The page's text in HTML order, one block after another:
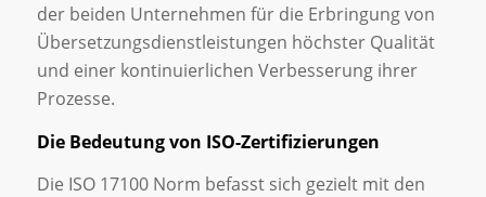
der beiden Unternehmen für die Erbringung von
Übersetzungsdienstleistungen höchster Qualität
und einer kontinuierlichen Verbesserung ihrer
Prozesse.
Die Bedeutung von ISO-Zertifizierungen
Die ISO 17100 Norm befasst sich gezielt mit den